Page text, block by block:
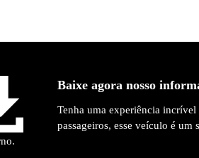
Baixe agora nosso
Tenha uma experiência
passageiros, esse veículo é